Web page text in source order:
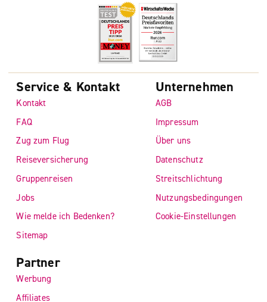
Service & Kontakt
Kontakt
FAQ
Zug zum Flug
Reiseversicherung
Gruppenreisen
Jobs
Wie melde ich Bedenken?
Sitemap
Unternehmen
AGB
Impressum
Über uns
Datenschutz
Streitschlichtung
Nutzungsbedingungen
Cookie-Einstellungen
Partner
Werbung
Affiliates